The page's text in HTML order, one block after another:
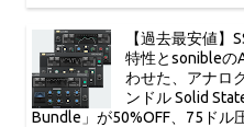
【過去最安値】
特性とsonibleの
わせた、アナロ
ンドル Solid
Bundle」が50%OFF、75ドル